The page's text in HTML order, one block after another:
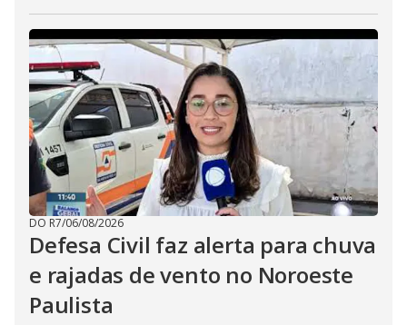
DO R7/06/08/2026
Defesa Civil faz alerta para chuva
e rajadas de vento no Noroeste
Paulista